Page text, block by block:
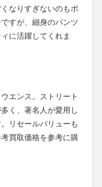
なりすぎないのもポ
すが、細身のパンツ
に活躍してくれま
エンス。ストリート
く、著名人が愛用し
リセールバリューも
買取価格を参考に購